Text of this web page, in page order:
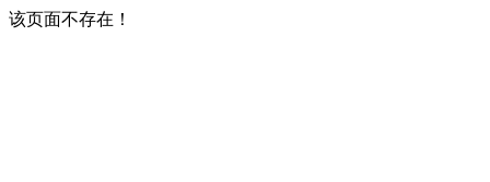
该页面不存在！